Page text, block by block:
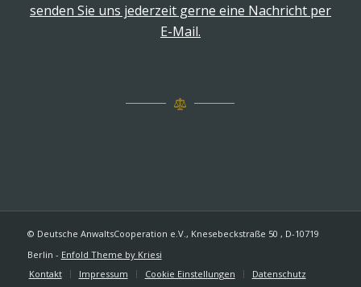
senden Sie uns jederzeit gerne eine Nachricht per
E-Mail.
© Deutsche AnwaltsCooperation e.V., Knesebeckstraße 50 , D-10719
Berlin - Enfold Theme by Kriesi
Kontakt
Impressum Cookie Einstellungen Datenschutz